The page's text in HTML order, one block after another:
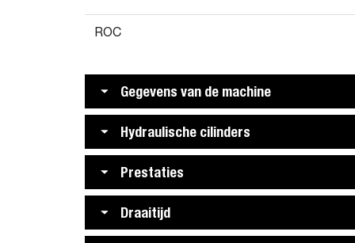
ROC
Gegevens van de machine
Hydraulische cilinders
Prestaties
Draaitijd